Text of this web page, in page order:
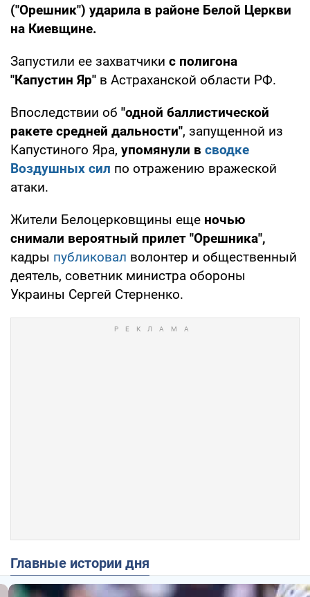
("Орешник") ударила в районе Белой Церкви
на Киевщине.
Запустили ее захватчики с полигона
"Капустин Яр" в Астраханской области РФ.
Впоследствии об "одной баллистической
ракете средней дальности", запущенной из
Капустиного Яра, упомянули в сводке
Воздушных сил по отражению вражеской
атаки.
Жители Белоцерковщины еще ночью
снимали вероятный прилет "Орешника",
кадры публиковал волонтер и общественный
деятель, советник министра обороны
Украины Сергей Стерненко.
Главные истории дня